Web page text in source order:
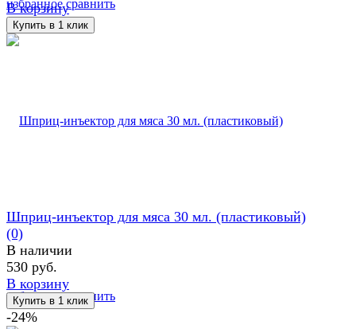
избранное сравнить
В корзину
избранное сравнить
Шприц-инъектор для мяса 30 мл. (пластиковый)
(0)
В наличии
530 руб.
В корзину
-24%